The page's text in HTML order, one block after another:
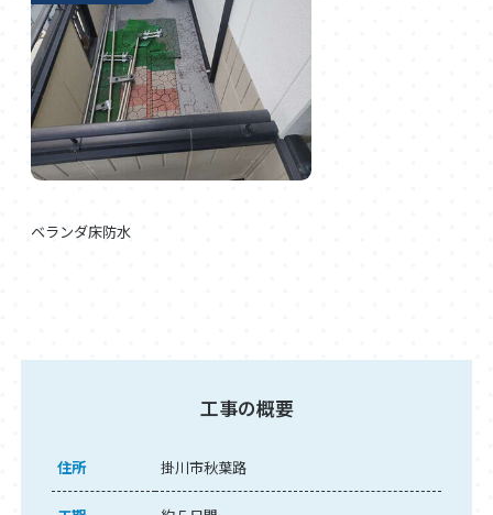
ベランダ床防水
工事の概要
住所 掛川市秋葉路